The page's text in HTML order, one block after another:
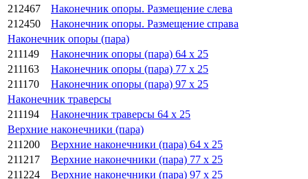
212467
Наконечник опоры. Размещение слева
212450
Наконечник опоры. Размещение справа
Наконечник опоры (пара)
211149
Наконечник опоры (пара) 64 x 25
211163
Наконечник опоры (пара) 77 x 25
211170
Наконечник опоры (пара) 97 x 25
Наконечник траверсы
211194
Наконечник траверсы 64 x 25
Верхние наконечники (пара)
211200
Верхние наконечники (пара) 64 x 25
211217
Верхние наконечники (пара) 77 x 25
211224
Верхние наконечники (пара) 97 x 25